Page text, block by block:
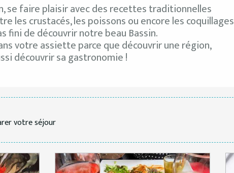
se faire plaisir avec des recettes traditionnelles
les crustacés, les poissons ou encore les coquillages
fini de découvrir notre beau Bassin.
votre assiette parce que découvrir une région,
découvrir sa gastronomie !
votre séjour